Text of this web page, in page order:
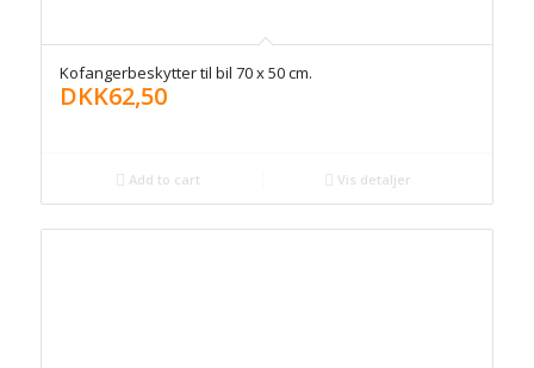
Kofangerbeskytter til bil 70 x 50 cm.
DKK62,50
Add to cart Vis detaljer